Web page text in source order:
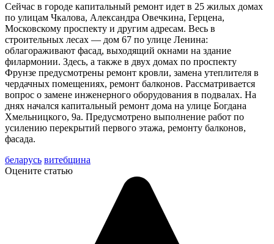
Сейчас в городе капитальный ремонт идет в 25 жилых домах
по улицам Чкалова, Александра Овечкина, Герцена,
Московскому проспекту и другим адресам. Весь в
строительных лесах — дом 67 по улице Ленина:
облагораживают фасад, выходящий окнами на здание
филармонии. Здесь, а также в двух домах по проспекту
Фрунзе предусмотрены ремонт кровли, замена утеплителя в
чердачных помещениях, ремонт балконов. Рассматривается
вопрос о замене инженерного оборудования в подвалах. На
днях начался капитальный ремонт дома на улице Богдана
Хмельницкого, 9а. Предусмотрено выполнение работ по
усилению перекрытий первого этажа, ремонту балконов,
фасада.
беларусь витебщина
Оцените статью